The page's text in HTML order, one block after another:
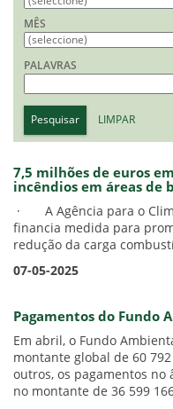
MÊS
PALAVRAS
Pesquisar LIMPAR
7,5 milhões de euros
incêndios em áreas de
· A Agência para o
financia medida para
redução da carga
07-05-2025
Pagamentos do Fundo
Em abril, o Fundo
montante global de 60
outros, os pagamentos no
no montante de 36 599